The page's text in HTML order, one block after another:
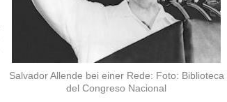
Salvador Allende bei einer Rede: Foto: Biblioteca
del Congreso Nacional